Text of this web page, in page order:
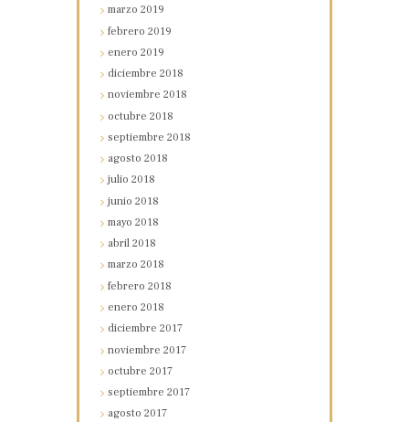
marzo2019
febrero2019
enero2019
diciembre2018
noviembre2018
octubre2018
septiembre2018
agosto2018
julio2018
junio2018
mayo2018
abril2018
marzo2018
febrero2018
enero2018
diciembre2017
noviembre2017
octubre2017
septiembre2017
agosto2017